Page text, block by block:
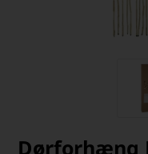
Dørforhæng